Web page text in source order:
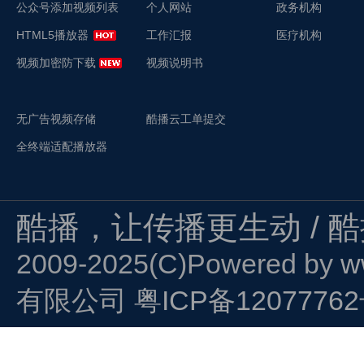
公众号添加视频列表
HTML5播放器
视频加密防下载
无广告视频存储
全终端适配播放器
个人网站
工作汇报
视频说明书
酷播云工单提交
政务机构
医疗机构
酷播，让传播更生动 /
2009-2025(C)Powered by
有限公司 粤ICP备